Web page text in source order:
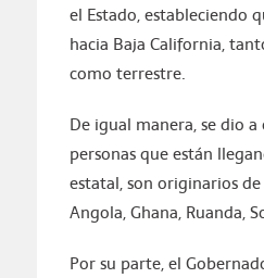
el Estado, estableciendo
hacia Baja California,
como terrestre.
De igual manera, se dio
personas que están
estatal, son originarios de
Angola, Ghana, Ruanda,
Por su parte, el